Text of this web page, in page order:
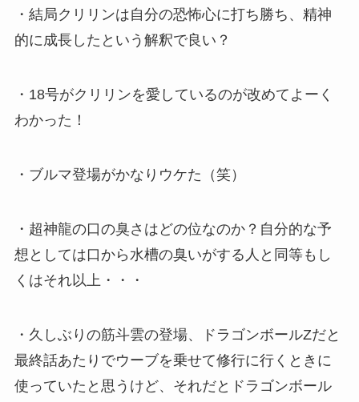
・結局クリリンは自分の恐怖心に打ち勝ち、精神
的に成長したという解釈で良い？
・18号がクリリンを愛しているのが改めてよーく
わかった！
・ブルマ登場がかなりウケた（笑）
・超神龍の口の臭さはどの位なのか？自分的な予
想としては口から水槽の臭いがする人と同等もし
くはそれ以上・・・
・久しぶりの筋斗雲の登場、ドラゴンボールZだと
最終話あたりでウーブを乗せて修行に行くときに
使っていたと思うけど、それだとドラゴンボール